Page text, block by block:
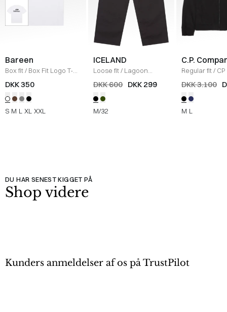
Bareen
Box fit/ Box Fit Logo T-
shirt /WHITE
DKK 350
S M L XL XXL
ICELAND
Loose fit/ Lagoon
Bukser / BLACK
DKK 600 DKK 299
M/32
C.P.
Regular fit/
Jakke
SORT
DKK 3.100
M L
DU HAR SENEST KIGGET PÅ
Shop videre
Kunders anmeldelser af os på TrustPilot